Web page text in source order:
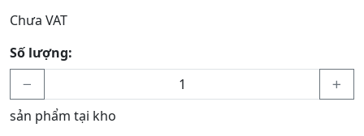
Chưa VAT
Số lượng:
sản phẩm tại kho